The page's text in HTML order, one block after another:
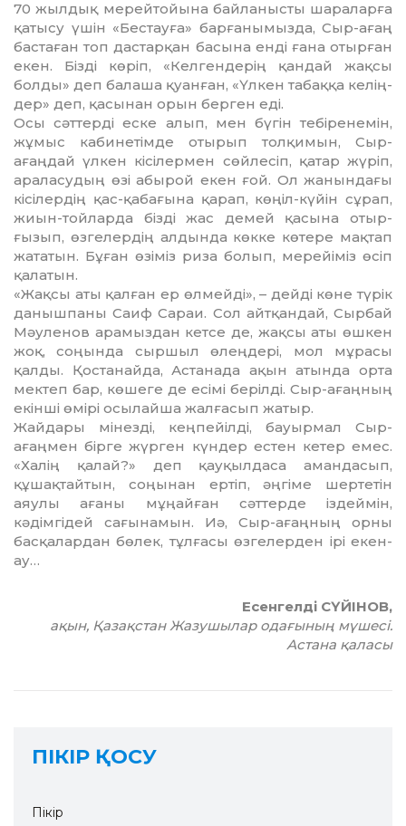
70 жылдық мерейтойына бай­ланысты шараларға
қатысу үшін «Бестауға» барғанымызда, Сыр-ағаң
бастаған топ дастарқан басына енді ғана отырған
екен. Бізді көріп, «Келгендерің қандай жақсы
болды» деп балаша қуан­ған, «Үлкен табаққа келің­
дер» деп, қасынан орын берген еді.
Осы сәттерді еске алып, мен бүгін тебіренемін,
жұмыс каби­не­тімде отырып толқимын, Сыр-
ағаңдай үлкен кісілермен сөйле­сіп, қатар жүріп,
араласудың өзі абырой екен ғой. Ол жанындағы
кісілердің қас-қабағына қарап, көңіл-күйін сұрап,
жиын-той­ларда бізді жас демей қасына отыр­
ғызып, өзгелердің алдында көкке көтере мақтап
жататын. Бұған өзіміз риза болып, мерейі­міз өсіп
қалатын.
«Жақсы аты қалған ер өл­мей­ді», – дейді көне түрік
данышпаны Саиф Сараи. Сол айтқандай, Сырбай
Мәуленов арамыздан кет­се де, жақсы аты өшкен
жоқ, соңында сыршыл өлеңдері, мол мұрасы
қалды. Қостанайда, Астанада ақын атында орта
мек­теп бар, көшеге де есімі берілді. Сыр-ағаңның
екінші өмірі осы­лай­ша жалғасып жатыр.
Жайдары мінезді, кеңпейілді, бауырмал Сыр-
ағаңмен бірге жүрген күндер естен кетер емес.
«Халің қалай?» деп қауқылдаса аман­дасып,
құшақтайтын, соңы­нан ертіп, әңгіме шертетін
аяулы ағаны мұңайған сәттерде іздей­мін,
кәдімгідей сағынамын. Иә, Сыр-ағаңның орны
бас­қа­лардан бөлек, тұлғасы өзгелерден ірі екен-
ау…
Есенгелді СҮЙІНОВ,
ақын, Қазақстан Жазушылар одағының мүшесі.
Астана қаласы
ПІКІР ҚОСУ
Пікір